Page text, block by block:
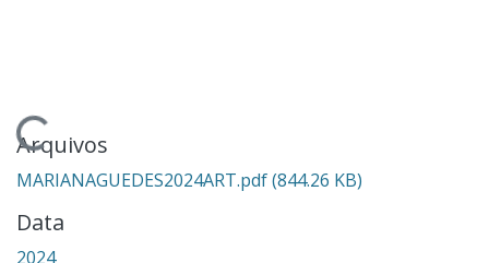
Arquivos
MARIANAGUEDES2024ART.pdf(844.26 KB)
Data
2024